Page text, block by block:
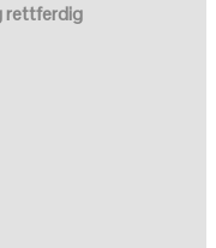
rettferdig